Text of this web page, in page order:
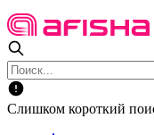
Слишком короткий